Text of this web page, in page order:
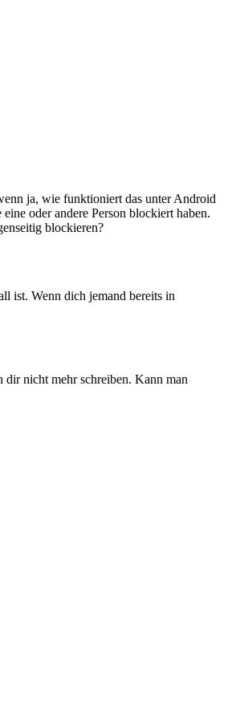
ja, wie funktioniert das unter Android
oder andere Person blockiert haben.
blockieren?
ist. Wenn dich jemand bereits in
nicht mehr schreiben. Kann man